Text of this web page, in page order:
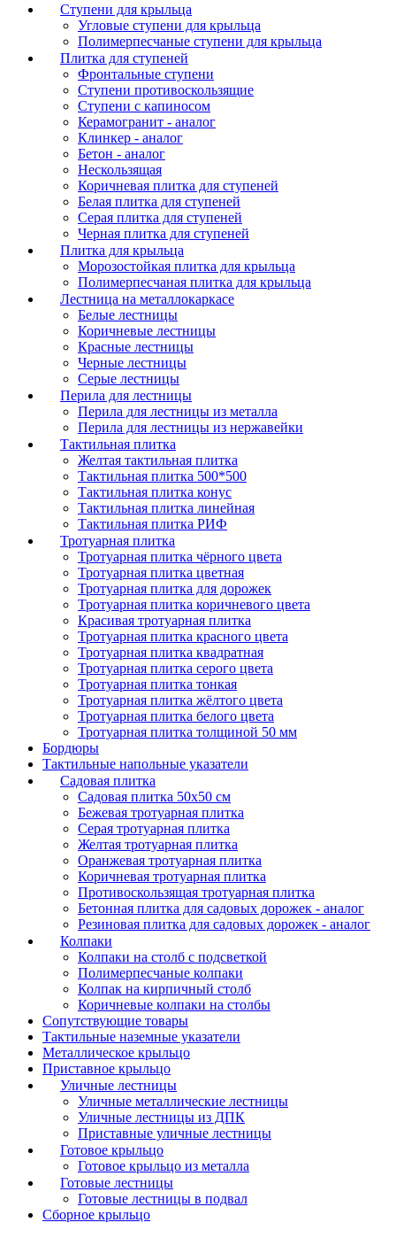
Ступени для крыльца
Угловые ступени для крыльца
Полимерпесчаные ступени для крыльца
Плитка для ступеней
Фронтальные ступени
Ступени противоскользящие
Ступени с капиносом
Керамогранит - аналог
Клинкер - аналог
Бетон - аналог
Нескользящая
Коричневая плитка для ступеней
Белая плитка для ступеней
Серая плитка для ступеней
Черная плитка для ступеней
Плитка для крыльца
Морозостойкая плитка для крыльца
Полимерпесчаная плитка для крыльца
Лестница на металлокаркасе
Белые лестницы
Коричневые лестницы
Красные лестницы
Черные лестницы
Серые лестницы
Перила для лестницы
Перила для лестницы из металла
Перила для лестницы из нержавейки
Тактильная плитка
Желтая тактильная плитка
Тактильная плитка 500*500
Тактильная плитка конус
Тактильная плитка линейная
Тактильная плитка РИФ
Тротуарная плитка
Тротуарная плитка чёрного цвета
Тротуарная плитка цветная
Тротуарная плитка для дорожек
Тротуарная плитка коричневого цвета
Красивая тротуарная плитка
Тротуарная плитка красного цвета
Тротуарная плитка квадратная
Тротуарная плитка серого цвета
Тротуарная плитка тонкая
Тротуарная плитка жёлтого цвета
Тротуарная плитка белого цвета
Тротуарная плитка толщиной 50 мм
Бордюры
Тактильные напольные указатели
Садовая плитка
Садовая плитка 50х50 см
Бежевая тротуарная плитка
Серая тротуарная плитка
Желтая тротуарная плитка
Оранжевая тротуарная плитка
Коричневая тротуарная плитка
Противоскользящая тротуарная плитка
Бетонная плитка для садовых дорожек - аналог
Резиновая плитка для садовых дорожек - аналог
Колпаки
Колпаки на столб с подсветкой
Полимерпесчаные колпаки
Колпак на кирпичный столб
Коричневые колпаки на столбы
Сопутствующие товары
Тактильные наземные указатели
Металлическое крыльцо
Приставное крыльцо
Уличные лестницы
Уличные металлические лестницы
Уличные лестницы из ДПК
Приставные уличные лестницы
Готовое крыльцо
Готовое крыльцо из металла
Готовые лестницы
Готовые лестницы в подвал
Сборное крыльцо